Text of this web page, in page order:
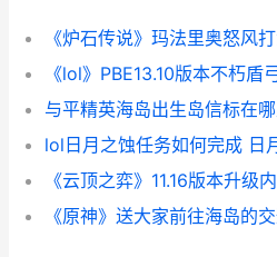
lol日月之蚀任务如何完成 日